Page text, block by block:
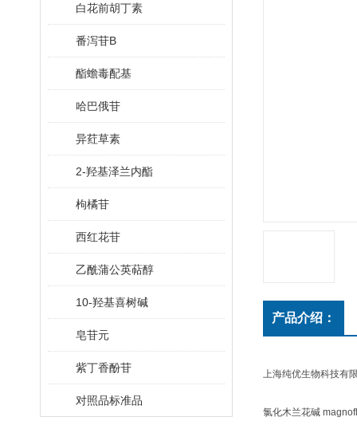
白花前胡丁素
番泻苷B
酯蟾毒配基
哈巴俄苷
异荭草素
2-羟基泽兰内酯
枸橘苷
西红花苷
乙酰蒲公英萜醇
10-羟基喜树碱
皂苷元
紫丁香酚苷
对照品标准品
产品介绍：
上海纯优生物科技有
氯化木兰花碱